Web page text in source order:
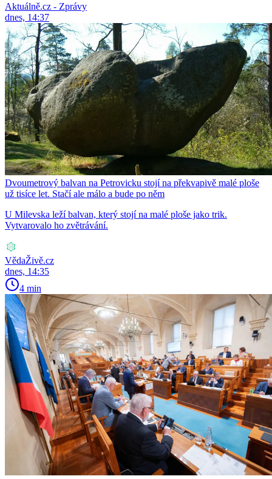
Aktuálně.cz - Zprávy
dnes, 14:37
Dvoumetrový balvan na Petrovicku stojí na překvapivě malé ploše
už tisíce let. Stačí ale málo a bude po něm
U Milevska leží balvan, který stojí na malé ploše jako trik.
Vytvarovalo ho zvětrávání.
VědaŽivě.cz
dnes, 14:35
4 min